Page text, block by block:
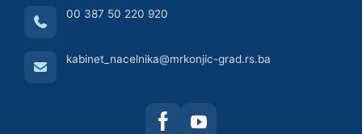
00 387 50 220 920
kabinet_nacelnika@mrkonjic-grad.rs.ba